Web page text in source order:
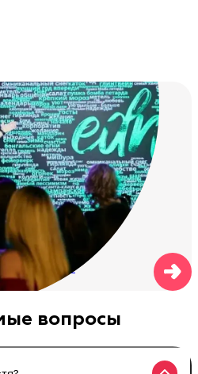
из слов
вопросы